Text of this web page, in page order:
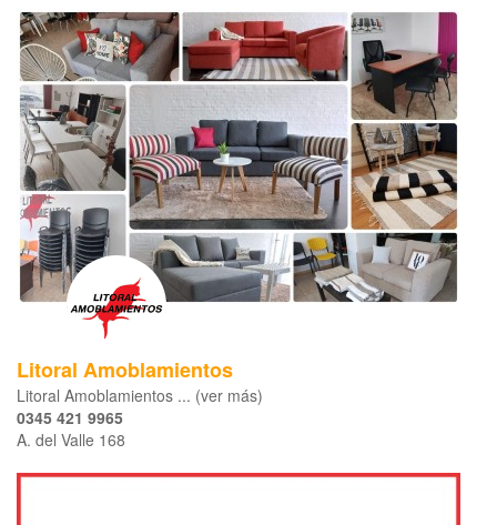
Litoral Amoblamientos
Litoral Amoblamientos ... (ver más)
0345 421 9965
A. del Valle 168